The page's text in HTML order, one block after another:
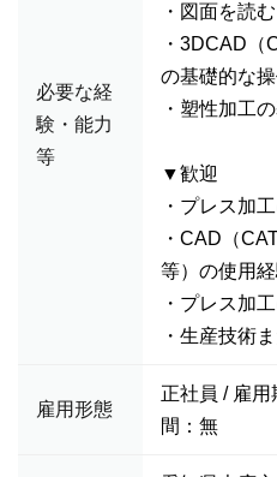
必要な経
験・能力
等
・図面を読
・3DCAD（
の基礎的な
・塑性加工
▼歓迎
・プレス加
・CAD（
等）の使用
・プレス加
・生産技術
雇用形態
正社員 / 雇
間：無